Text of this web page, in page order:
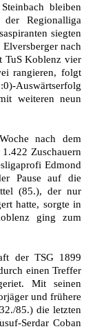
bleiben
Regionalliga
siegten
nach
TuS Koblenz vier
rangieren, folgt
Auswärtserfolg
weiteren neun
nach dem
Zuschauern
Edmond
Pause auf die
(85.), der nur
hatte, sorgte in
ging zum
der TSG 1899
einen Treffer
Mit seinen
und frühere
85.) die letzten
Serdar Coban